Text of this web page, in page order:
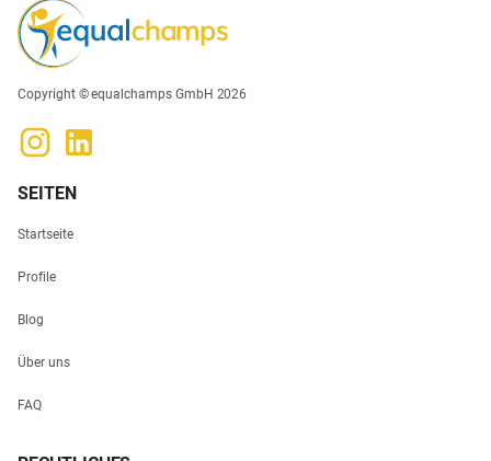
Copyright © equalchamps GmbH 2026
SEITEN
Startseite
Profile
Blog
Über uns
FAQ